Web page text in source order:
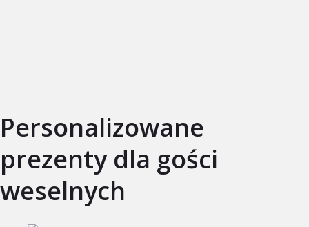
Personalizowane
prezenty dla gości
weselnych